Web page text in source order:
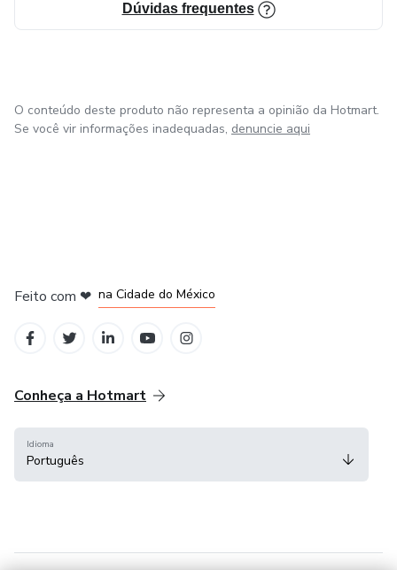
Dúvidas frequentes
O conteúdo deste produto não representa a opinião da Hotmart.
Se você vir informações inadequadas, denuncie aqui
Feito com ❤ na Cidade do México
Conheça a Hotmart
Idioma
Português